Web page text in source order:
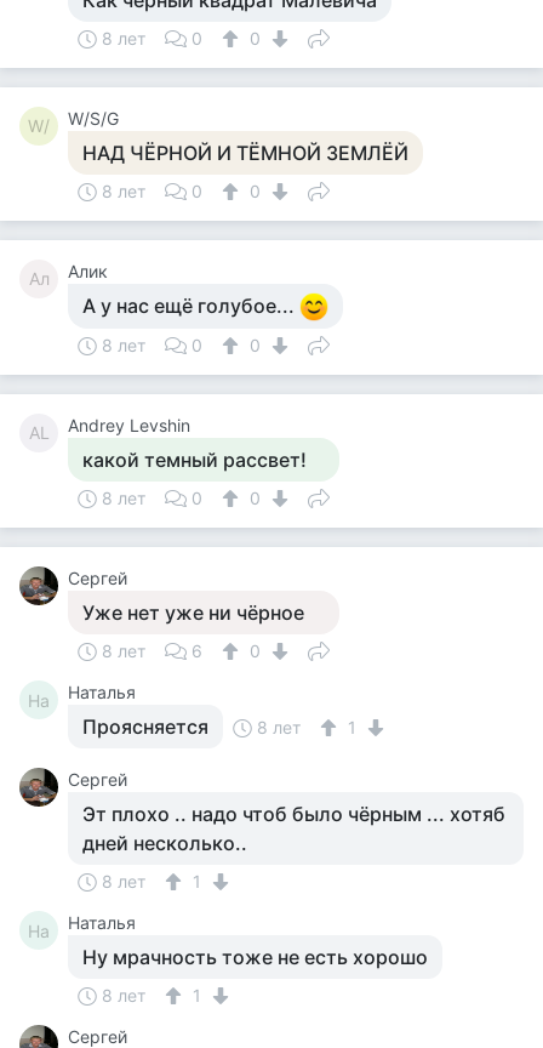
8 лет 0 0
W/ W/S/G
НАД ЧЁРНОЙ И ТЁМНОЙ ЗЕМЛЁЙ
8 лет 0 0
Ал Алик
А у нас ещё голубое...
8 лет 0 0
AL Andrey Levshin
какой темный рассвет!
8 лет 0 0
Сергей
Уже нет уже ни чёрное
8 лет 6 0
На Наталья
Проясняется 8 лет 1
Сергей
Эт плохо .. надо чтоб было чёрным ... хотяб
дней несколько..
8 лет 1
На Наталья
Ну мрачность тоже не есть хорошо
8 лет
1
Сергей